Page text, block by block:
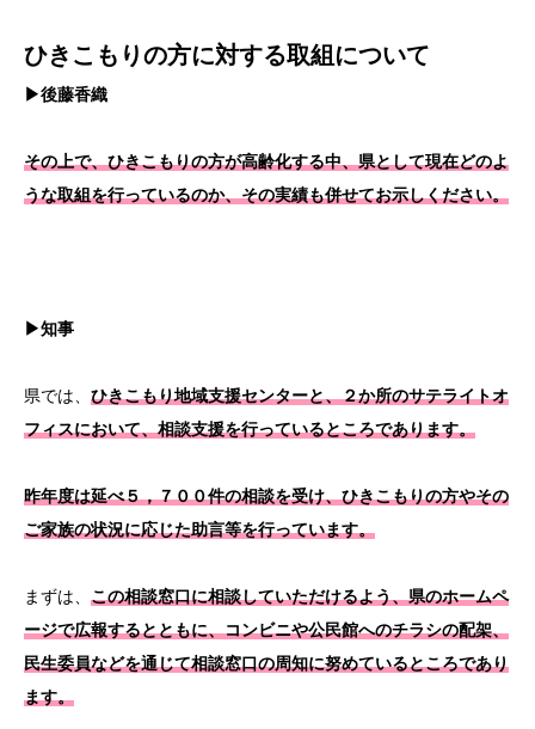
ひきこもりの方に対する取組について
▶後藤香織
その上で、ひきこもりの方が高齢化する中、県として現在どのよ
うな取組を行っているのか、その実績も併せてお示しください。
▶知事
県では、 ひきこもり地域支援センターと、２か所のサテライトオ
フィスにおいて、相談支援を行っているところであります。
昨年度は延べ５，７００件の相談を受け、ひきこもりの方やその
ご家族の状況に応じた助言等を行っています。
まずは、 この相談窓口に相談していただけるよう、県のホームペ
ージで広報するとともに、コンビニや公民館へのチラシの配架、
民生委員などを通じて相談窓口の周知に努めているところであり
ます。